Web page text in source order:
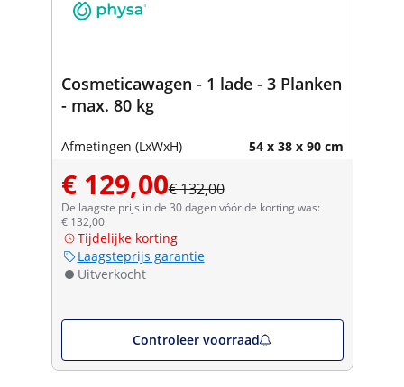
Cosmeticawagen - 1 lade - 3 Planken
- max. 80 kg
Afmetingen (LxWxH) 54 x 38 x 90 cm
€ 129,00€ 132,00
De laagste prijs in de 30 dagen vóór de korting was:
€ 132,00
Tijdelijke korting
Laagsteprijs garantie
Uitverkocht
Controleer voorraad